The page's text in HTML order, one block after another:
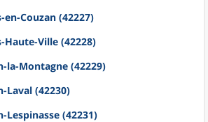
en-Couzan (42227)
Haute-Ville (42228)
la-Montagne (42229)
Laval (42230)
Lespinasse (42231)